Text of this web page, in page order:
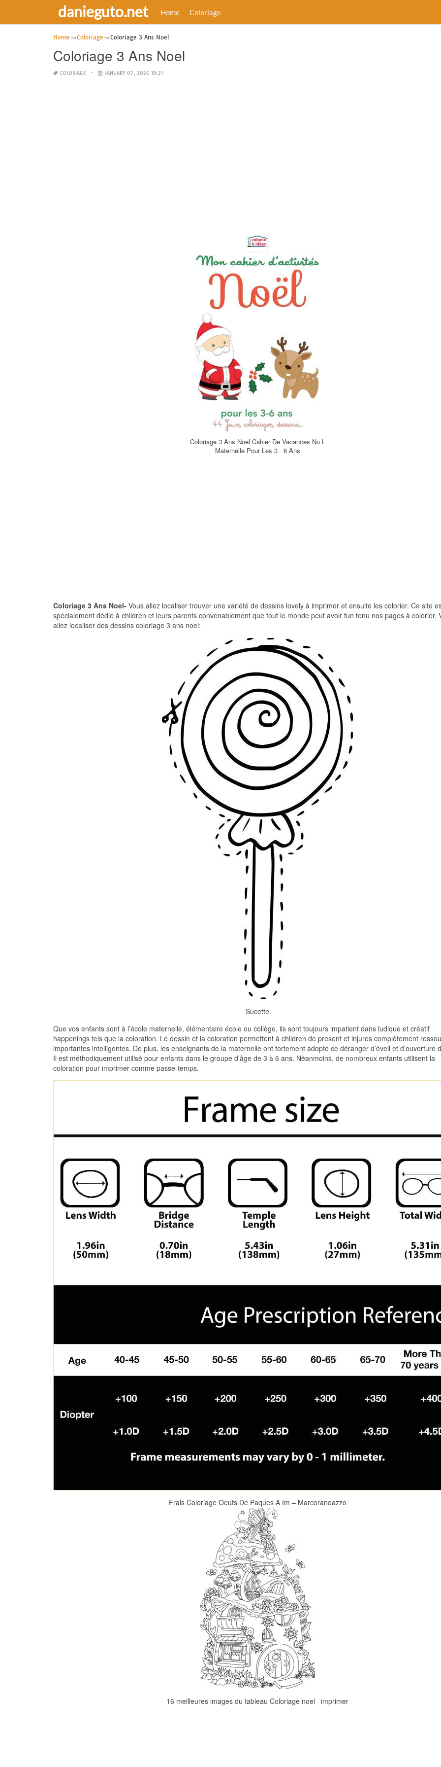
danieguto.net Home Coloriage
Home Coloriage Coloriage 3 Ans Noel
Coloriage 3 Ans Noel
COLORIAGE JANUARY 07, 2020 19:21
Coloriage 3 Ans Noel Cahier De Vacances No L
Maternelle Pour Les 3 6 Ans
Coloriage 3 Ans Noel- Vous allez localiser trouver une variété de dessins lovely à imprimer et ensuite les colorier. Ce site
spécialement dédié à children et leurs parents convenablement que tout le monde peut avoir fun tenu nos pages à colorier.
allez localiser des dessins coloriage 3 ans noel:
Sucette
Que vos enfants sont à l’école maternelle, élémentaire école ou collège, ils sont toujours impatient dans ludique et créatif
happenings tels que la coloration. Le dessin et la coloration permettent à children de present et injures complètement
importantes intelligentes. De plus, les enseignants de la maternelle ont fortement adopté ce déranger d’éveil et d’ouverture
Il est méthodiquement utilisé pour enfants dans le groupe d’âge de 3 à 6 ans. Néanmoins, de nombreux enfants utilisent la
coloration pour imprimer comme passe-temps.
Frais Coloriage Oeufs De Paques A Im – Marcorandazzo
16 meilleures images du tableau Coloriage noel imprimer